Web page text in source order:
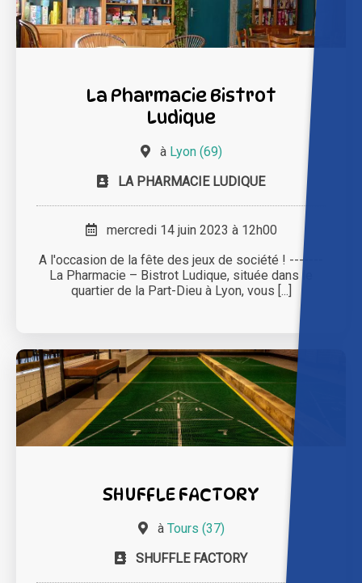
La Pharmacie Bistrot
Ludique
à Lyon (69)
LA PHARMACIE LUDIQUE
mercredi 14 juin 2023 à 12h00
A l'occasion de la fête des jeux de société ! -------
La Pharmacie – Bistrot Ludique, située dans le
quartier de la Part-Dieu à Lyon, vous [...]
SHUFFLE FACTORY
à Tours (37)
SHUFFLE FACTORY